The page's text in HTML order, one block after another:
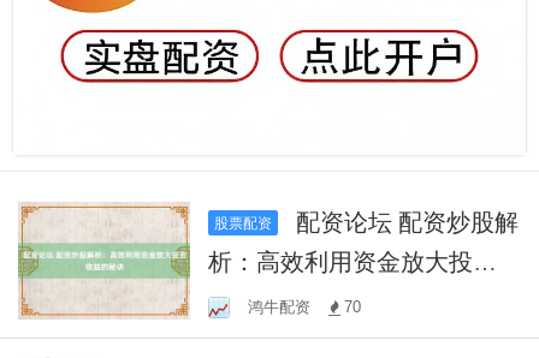
股票配资
析：高效利用资金放大投资
收益的秘诀
鸿牛配资 70